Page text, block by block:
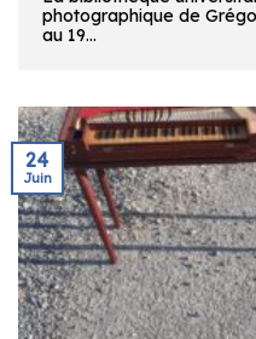
photographique de
au 19...
24
Juin